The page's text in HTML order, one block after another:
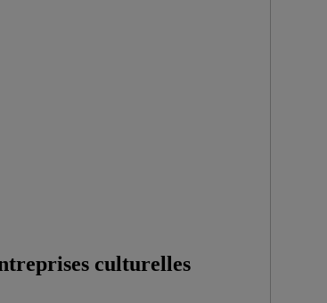
culturelles